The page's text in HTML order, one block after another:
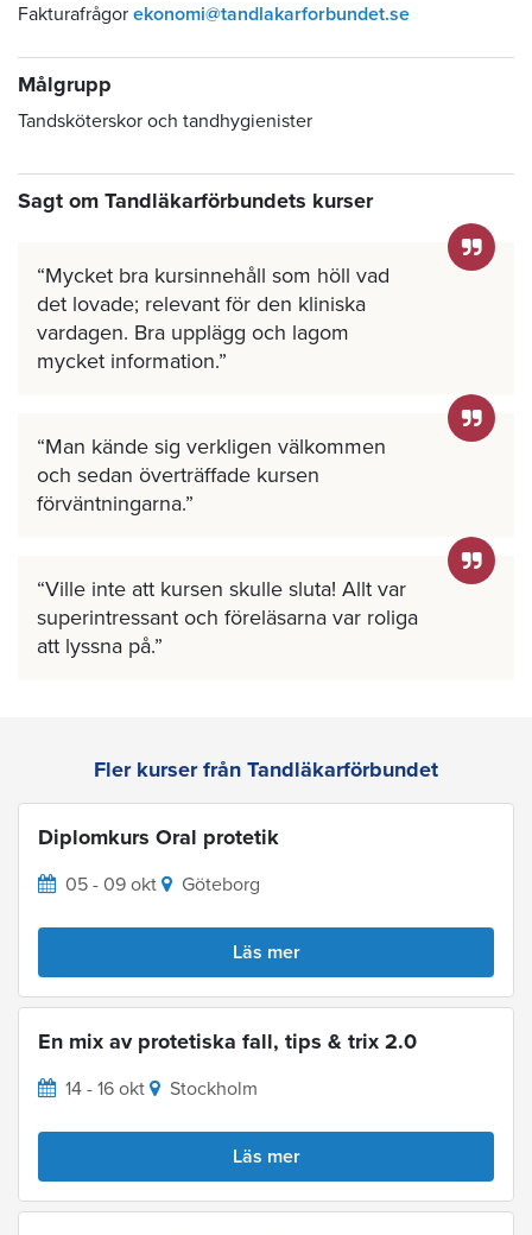
Fakturafrågor ekonomi@tandlakarforbundet.se
Målgrupp
Tandsköterskor och tandhygienister
Sagt om Tandläkarförbundets kurser
Mycket bra kursinnehåll som höll vad
det lovade; relevant för den kliniska
vardagen. Bra upplägg och lagom
mycket information.
Man kände sig verkligen välkommen
och sedan överträffade kursen
förväntningarna.
Ville inte att kursen skulle sluta! Allt var
superintressant och föreläsarna var roliga
att lyssna på.
Fler kurser från Tandläkarförbundet
Diplomkurs Oral protetik
05 - 09 okt Göteborg
Läs mer
En mix av protetiska fall, tips & trix 2.0
14 - 16 okt Stockholm
Läs mer